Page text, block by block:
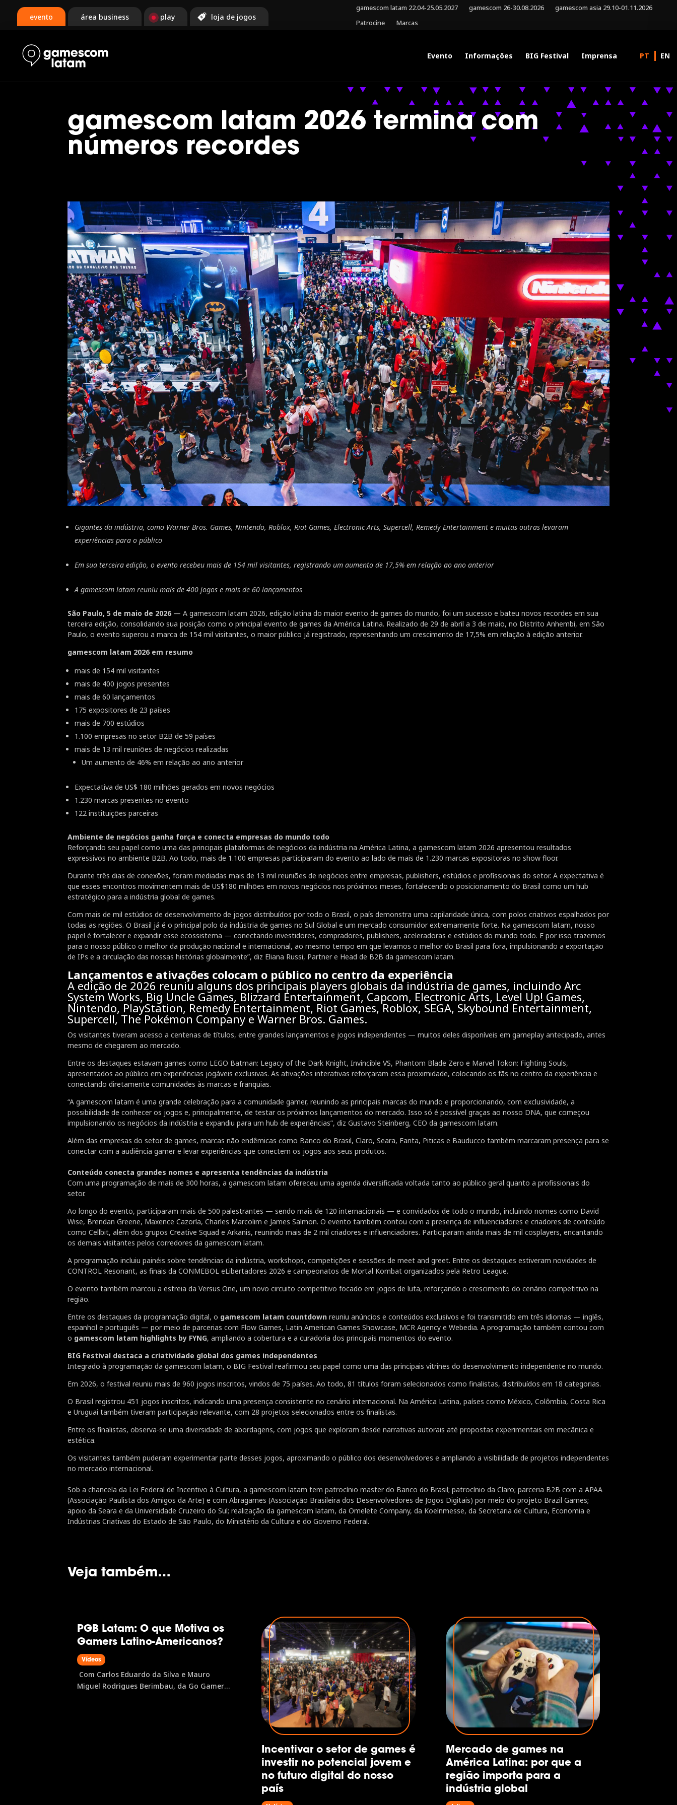
evento área business play loja de jogos
gamescom latam 22.04-25.05.2027 gamescom 26-30.08.2026
gamescom asia 29.10-01.11.2026
Patrocine
Marcas
Evento Informações BIG Festival Imprensa
gamescom latam 2026 termina com
números recordes
Gigantes da indústria, como Warner Bros. Games, Nintendo, Roblox, Riot Games, Electronic Arts, Supercell, Remedy Entertainment e muitas outras levaram
experiências para o público
Em sua terceira edição, o evento recebeu mais de 154 mil visitantes, registrando um aumento de 17,5% em relação ao ano anterior
A gamescom latam reuniu mais de 400 jogos e mais de 60 lançamentos
São Paulo, 5 de maio de 2026 — A gamescom latam 2026, edição latina do maior evento de games do mundo, foi um sucesso e bateu novos recordes em sua
terceira edição, consolidando sua posição como o principal evento de games da América Latina. Realizado de 29 de abril a 3 de maio, no Distrito Anhembi, em São
Paulo, o evento superou a marca de 154 mil visitantes, o maior público já registrado, representando um crescimento de 17,5% em relação à edição anterior.
gamescom latam 2026 em resumo
mais de 154 mil visitantes
mais de 400 jogos presentes
mais de 60 lançamentos
175 expositores de 23 países
mais de 700 estúdios
1.100 empresas no setor B2B de 59 países
mais de 13 mil reuniões de negócios realizadas
Um aumento de 46% em relação ao ano anterior
Expectativa de US$ 180 milhões gerados em novos negócios
1.230 marcas presentes no evento
122 instituições parceiras
Ambiente de negócios ganha força e conecta empresas do mundo todo
Reforçando seu papel como uma das principais plataformas de negócios da indústria na América Latina, a gamescom latam 2026 apresentou resultados
expressivos no ambiente B2B. Ao todo, mais de 1.100 empresas participaram do evento ao lado de mais de 1.230 marcas expositoras no show floor.
Durante três dias de conexões, foram mediadas mais de 13 mil reuniões de negócios entre empresas, publishers, estúdios e profissionais do setor. A expectativa é
que esses encontros movimentem mais de US$180 milhões em novos negócios nos próximos meses, fortalecendo o posicionamento do Brasil como um hub
estratégico para a indústria global de games.
Com mais de mil estúdios de desenvolvimento de jogos distribuídos por todo o Brasil, o país demonstra uma capilaridade única, com polos criativos espalhados por
todas as regiões. O Brasil já é o principal polo da indústria de games no Sul Global e um mercado consumidor extremamente forte. Na gamescom latam, nosso
papel é fortalecer e expandir esse ecossistema — conectando investidores, compradores, publishers, aceleradoras e estúdios do mundo todo. E por isso trazemos
para o nosso público o melhor da produção nacional e internacional, ao mesmo tempo em que levamos o melhor do Brasil para fora, impulsionando a exportação
de IPs e a circulação das nossas histórias globalmente”, diz Eliana Russi, Partner e Head de B2B da gamescom latam.
Lançamentos e ativações colocam o público no centro da experiência
A edição de 2026 reuniu alguns dos principais players globais da indústria de games, incluindo Arc
System Works, Big Uncle Games, Blizzard Entertainment, Capcom, Electronic Arts, Level Up! Games,
Nintendo, PlayStation, Remedy Entertainment, Riot Games, Roblox, SEGA, Skybound Entertainment,
Supercell, The Pokémon Company e Warner Bros. Games.
Os visitantes tiveram acesso a centenas de títulos, entre grandes lançamentos e jogos independentes — muitos deles disponíveis em gameplay antecipado, antes
mesmo de chegarem ao mercado.
Entre os destaques estavam games como LEGO Batman: Legacy of the Dark Knight, Invincible VS, Phantom Blade Zero e Marvel Tokon: Fighting Souls,
apresentados ao público em experiências jogáveis exclusivas. As ativações interativas reforçaram essa proximidade, colocando os fãs no centro da experiência e
conectando diretamente comunidades às marcas e franquias.
“A gamescom latam é uma grande celebração para a comunidade gamer, reunindo as principais marcas do mundo e proporcionando, com exclusividade, a
possibilidade de conhecer os jogos e, principalmente, de testar os próximos lançamentos do mercado. Isso só é possível graças ao nosso DNA, que começou
impulsionando os negócios da indústria e expandiu para um hub de experiências”, diz Gustavo Steinberg, CEO da gamescom latam.
Além das empresas do setor de games, marcas não endêmicas como Banco do Brasil, Claro, Seara, Fanta, Piticas e Bauducco também marcaram presença para se
conectar com a audiência gamer e levar experiências que conectem os jogos aos seus produtos.
Conteúdo conecta grandes nomes e apresenta tendências da indústria
Com uma programação de mais de 300 horas, a gamescom latam ofereceu uma agenda diversificada voltada tanto ao público geral quanto a profissionais do
setor.
Ao longo do evento, participaram mais de 500 palestrantes — sendo mais de 120 internacionais — e convidados de todo o mundo, incluindo nomes como David
Wise, Brendan Greene, Maxence Cazorla, Charles Marcolim e James Salmon. O evento também contou com a presença de influenciadores e criadores de conteúdo
como Cellbit, além dos grupos Creative Squad e Arkanis, reunindo mais de 2 mil criadores e influenciadores. Participaram ainda mais de mil cosplayers, encantando
os demais visitantes pelos corredores da gamescom latam.
A programação incluiu painéis sobre tendências da indústria, workshops, competições e sessões de meet and greet. Entre os destaques estiveram novidades de
CONTROL Resonant, as finais da CONMEBOL eLibertadores 2026 e campeonatos de Mortal Kombat organizados pela Retro League.
O evento também marcou a estreia da Versus One, um novo circuito competitivo focado em jogos de luta, reforçando o crescimento do cenário competitivo na
região.
Entre os destaques da programação digital, o gamescom latam countdownreuniu anúncios e conteúdos exclusivos e foi transmitido em três idiomas — inglês,
espanhol e português — por meio de parcerias com Flow Games, Latin American Games Showcase, MCR Agency e Webedia. A programação também contou com
o gamescom latam highlights by FYNG, ampliando a cobertura e a curadoria dos principais momentos do evento.
BIG Festival destaca a criatividade global dos games independentes
Integrado à programação da gamescom latam, o BIG Festival reafirmou seu papel como uma das principais vitrines do desenvolvimento independente no mundo.
Em 2026, o festival reuniu mais de 960 jogos inscritos, vindos de 75 países. Ao todo, 81 títulos foram selecionados como finalistas, distribuídos em 18 categorias.
O Brasil registrou 451 jogos inscritos, indicando uma presença consistente no cenário internacional. Na América Latina, países como México, Colômbia, Costa Rica
e Uruguai também tiveram participação relevante, com 28 projetos selecionados entre os finalistas.
Entre os finalistas, observa-se uma diversidade de abordagens, com jogos que exploram desde narrativas autorais até propostas experimentais em mecânica e
estética.
Os visitantes também puderam experimentar parte desses jogos, aproximando o público dos desenvolvedores e ampliando a visibilidade de projetos independentes
no mercado internacional.
Sob a chancela da Lei Federal de Incentivo à Cultura, a gamescom latam tem patrocínio master do Banco do Brasil; patrocínio da Claro; parceria B2B com a APAA
(Associação Paulista dos Amigos da Arte) e com Abragames (Associação Brasileira dos Desenvolvedores de Jogos Digitais) por meio do projeto Brazil Games;
apoio da Seara e da Universidade Cruzeiro do Sul; realização da gamescom latam, da Omelete Company, da Koelnmesse, da Secretaria de Cultura, Economia e
Indústrias Criativas do Estado de São Paulo, do Ministério da Cultura e do Governo Federal.
Veja também…
PGB Latam: O que Motiva os
Gamers Latino-Americanos?
Vídeos
Com Carlos Eduardo da Silva e Mauro
Miguel Rodrigues Berimbau, da Go Gamers
Incentivar o setor de games é
investir no potencial jovem e
no futuro digital do nosso
país
Mercado de games na
América Latina: por que a
região importa para a
indústria global